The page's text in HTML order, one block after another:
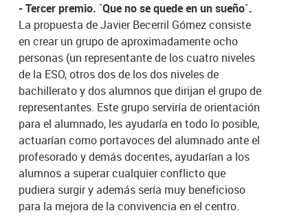
- Tercer premio. `Que no se quede en un sueño´.
La propuesta de Javier Becerril Gómez consiste
en crear un grupo de aproximadamente ocho
personas (un representante de los cuatro niveles
de la ESO, otros dos de los dos niveles de
bachillerato y dos alumnos que dirijan el grupo de
representantes. Este grupo serviría de orientación
para el alumnado, les ayudaría en todo lo posible,
actuarían como portavoces del alumnado ante el
profesorado y demás docentes, ayudarían a los
alumnos a superar cualquier conflicto que
pudiera surgir y además sería muy beneficioso
para la mejora de la convivencia en el centro.